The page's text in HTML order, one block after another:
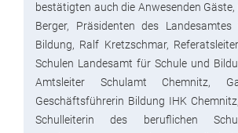
bestätigten auch die Anwesenden
Berger, Präsidenten des
Bildung, Ralf Kretzschmar,
Schulen Landesamt für Schule und
Amtsleiter Schulamt Chemnitz,
Geschäftsführerin Bildung IHK
Schulleiterin des beruflichen